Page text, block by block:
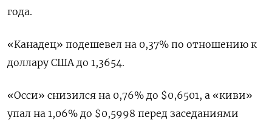
года.
«Канадец» подешевел на 0,37% по отношению к
доллару США до 1,3654.
«Осси» снизился на 0,76% до $0,6501​, а «киви»
упал на 1,06% до $0,5998​ перед заседаниями